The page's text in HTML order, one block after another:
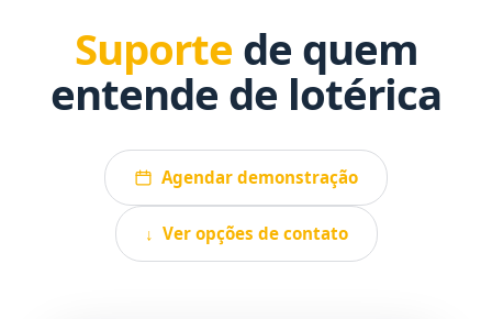
Suporte de quem
entende de lotérica
Agendar demonstração
↓ Ver opções de contato